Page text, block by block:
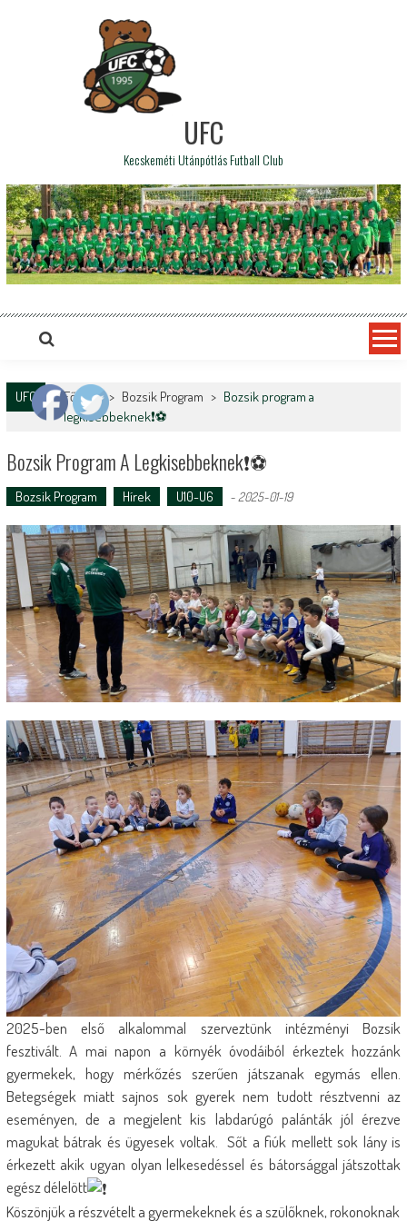
UFC
Kecskeméti Utánpótlás Futball Club
UFC Főoldal > Bozsik Program > Bozsik program a
legkisebbeknek❗️⚽️
Bozsik Program A Legkisebbeknek❗️⚽️
Bozsik Program Hírek U10-U6 - 2025-01-19
2025-ben első alkalommal szerveztünk intézményi Bozsik
fesztivált. A mai napon a környék óvodáiból érkeztek hozzánk
gyermekek, hogy mérkőzés szerűen játszanak egymás ellen.
Betegségek miatt sajnos sok gyerek nem tudott résztvenni az
eseményen, de a megjelent kis labdarúgó palánták jól érezve
magukat bátrak és ügyesek voltak.
Sőt a fiúk mellett sok lány is
érkezett akik ugyan olyan lelkesedéssel és bátorsággal játszottak
egész délelött
Köszönjük a részvételt a gyermekeknek és a szülőknek, rokonoknak